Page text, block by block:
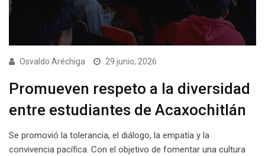
Osvaldo Aréchiga 29 junio, 2026
Promueven respeto a la diversidad
entre estudiantes de Acaxochitlán
Se promovió la tolerancia, el diálogo, la empatía y la
convivencia pacífica. Con el objetivo de fomentar una cultura